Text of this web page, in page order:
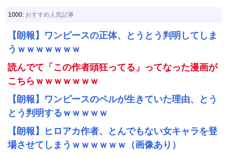
1000: おすすめ人気記事
【朗報】ワンピースの正体、とうとう判明してしま
うｗｗｗｗｗｗｗ
読んでて「この作者頭狂ってる」ってなった漫画が
こちらｗｗｗｗｗｗｗ
【朗報】ワンピースのペルが生きていた理由、とう
とう判明するｗｗｗｗｗ
【朗報】ヒロアカ作者、とんでもない女キャラを登
場させてしまうｗｗｗｗｗｗ（画像あり）